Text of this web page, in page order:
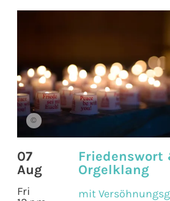
©
07
Aug
Fri
Friedenswort
Orgelklang
mit